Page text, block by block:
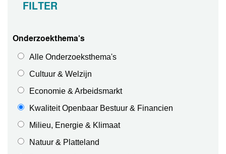
FILTER
Onderzoekthema's
Alle Onderzoeksthema's
Cultuur & Welzijn
Economie & Arbeidsmarkt
Kwaliteit Openbaar Bestuur & Financien
Milieu, Energie & Klimaat
Natuur & Platteland